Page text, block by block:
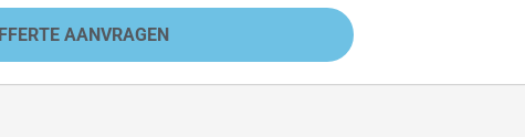
AANVRAGEN